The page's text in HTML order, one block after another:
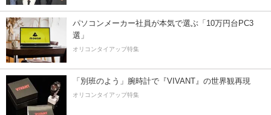
パソコンメーカー社員が本気で選ぶ「10万円台PC3
選」
オリコンタイアップ特集
「別班のよう」腕時計で『VIVANT』の世界観再現
オリコンタイアップ特集